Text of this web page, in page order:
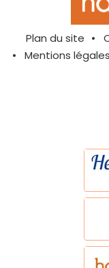
Plan du site
Mentions légales